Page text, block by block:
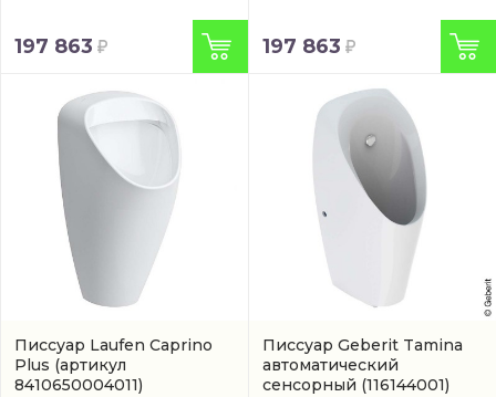
197 863 197 863
Писсуар Laufen Caprino
Plus (артикул
8410650004011)
Писсуар Geberit Tamina
автоматический
сенсорный (116144001)